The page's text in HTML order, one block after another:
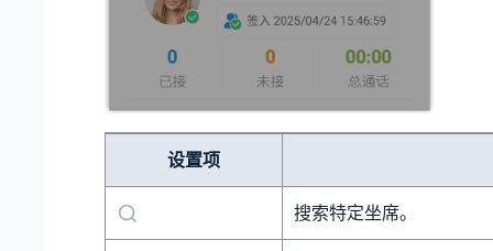
设置项
搜索特定坐席。